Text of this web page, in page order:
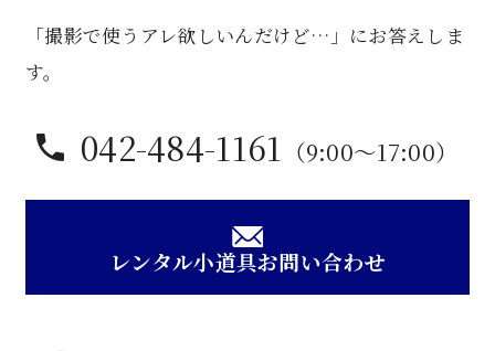
「撮影で使うアレ欲しいんだけど…」にお答えしま
す。
042-484-1161 （9:00〜17:00）
レンタル小道具お問い合わせ